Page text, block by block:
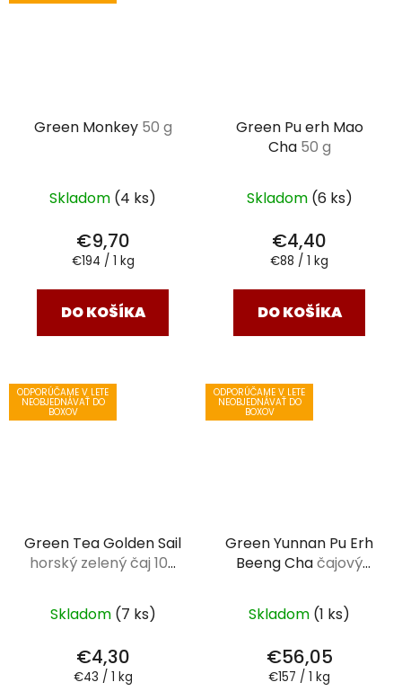
Green Monkey 50 g
Skladom (4 ks)
€9,70
Jednotková
€194 / 1 kg
DO KOŠÍKA
Green Pu erh Mao
Cha 50 g
Skladom (6 ks)
€4,40
Jednotková
€88 / 1 kg
DO KOŠÍKA
ODPORÚČAME V LETE
NEOBJEDNÁVAŤ DO
BOXOV
Green Tea Golden Sail
horský zelený čaj 100
Skladom (7 ks)
€4,30
Jednotková
€43 / 1 kg
ODPORÚČAME V LETE
NEOBJEDNÁVAŤ DO
BOXOV
Green Yunnan Pu Erh
Beeng Chačajový
Skladom (1 ks)
€56,05
Jednotková
€157 / 1 kg